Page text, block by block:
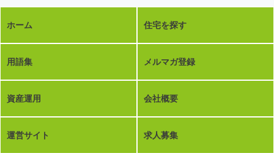
ホーム 住宅を探す
用語集 メルマガ登録
資産運用 会社概要
運営サイト 求人募集